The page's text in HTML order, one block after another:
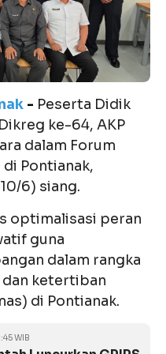
- Peserta Didik
ke-64, AKP
dalam Forum
Pontianak,
6) siang.
optimalisasi peran
guna
dalam rangka
dan ketertiban
di Pontianak.
WIB